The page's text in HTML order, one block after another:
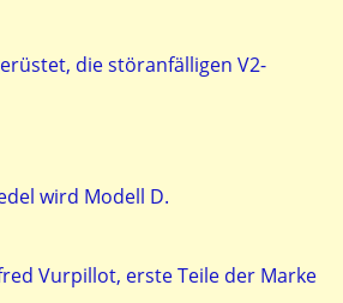
die störanfälligen V2-
wird Modell D.
Vurpillot, erste Teile der Marke